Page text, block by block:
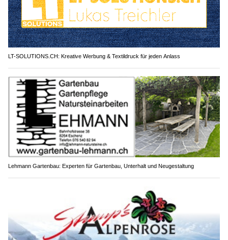
LT-SOLUTIONS.CH: Kreative Werbung & Textildruck für jeden Anlass
Lehmann Gartenbau: Experten für Gartenbau, Unterhalt und Neugestaltung